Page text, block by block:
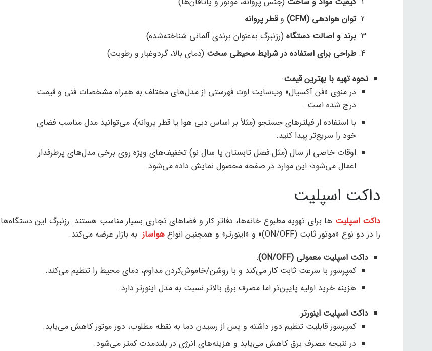
توان هوادهی (CFM)
وقطر پروانه
برند و اصالت دستگاه (رزنبرگ به‌عنوان برندی آلمانی شناخته‌شده)
طراحی برای استفاده در شرایط محیطی سخت (دمای بالا، گردوغبار و رطوبت)
نحوه تهیه با بهترین قیمت:
در منوی «فن آکسیال» وب‌سایت اوت فهرستی از مدل‌های مختلف به همراه مشخصات فنی و قیمت
درج شده است.
با استفاده از فیلترهای جستجو (مثلاً بر اساس دبی هوا یا قطر پروانه)، می‌توانید مدل مناسب فضای
خود را سریع‌تر پیدا کنید.
اوقات خاصی از سال (مثل فصل تابستان یا سال نو) تخفیف‌های ویژه روی برخی مدل‌های پرطرفدار
اعمال می‌شود؛ این موارد در صفحه محصول نمایش داده می‌شود.
داکت اسپلیت
داکت اسپلیت‌ ها برای تهویه مطبوع خانه‌ها، دفاتر کار و فضاهای تجاری بسیار مناسب هستند. رزنبرگ این دستگاه‌ها
را در دو نوع «موتور ثابت (ON/OFF)» و «اینورتر» و همچنین انواع
هواساز به بازار عرضه می‌کند.
داکت اسپلیت معمولی (ON/OFF)
:
کمپرسور با سرعت ثابت کار می‌کند و با روشن/خاموش‌کردن مداوم، دمای محیط را تنظیم می‌کند.
هزینه خرید اولیه پایین‌تر اما مصرف برق بالاتر نسبت به مدل اینورتر دارد.
داکت اسپلیت اینورتر:
کمپرسور قابلیت تنظیم دور داشته و پس از رسیدن دما به نقطه مطلوب، دور موتور کاهش می‌یابد.
در نتیجه مصرف برق کاهش می‌یابد و هزینه‌های انرژی در بلندمدت کمتر می‌شود.